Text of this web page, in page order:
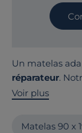
Un matelas
réparateur.
gamme
couchage
Voir plus
Matelas 90 x